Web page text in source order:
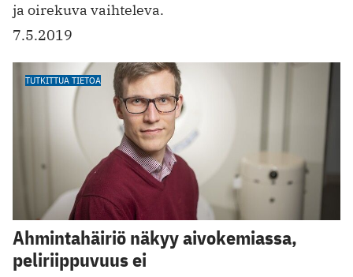
ja oirekuva vaihteleva.
7.5.2019
TUTKITTUA TIETOA
Ahmintahäiriö näkyy aivokemiassa,
peliriippuvuus ei